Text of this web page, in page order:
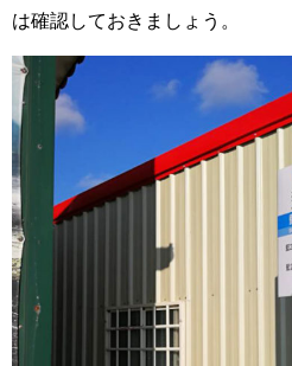
は確認しておきましょう。